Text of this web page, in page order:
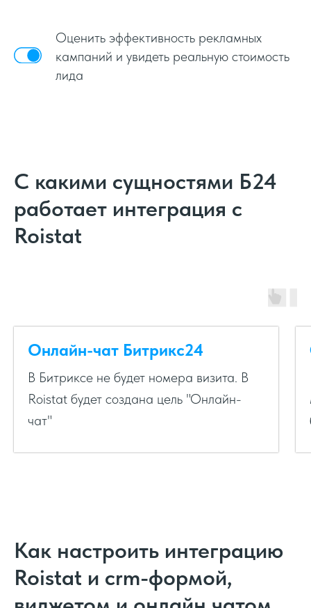
Оценить эффективность рекламных
кампаний и увидеть реальную стоимость
лида
С какими сущностями Б24
работает интеграция с
Roistat
Онлайн-чат Битрикс24
В Битриксе не будет номера визита. В
Roistat будет создана цель "Онлайн-
чат"
Как настроить интеграцию
Roistat и crm-формой,